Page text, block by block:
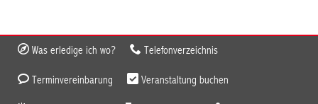
Was erledige ich wo? Telefonverzeichnis
Terminvereinbarung Veranstaltung buchen